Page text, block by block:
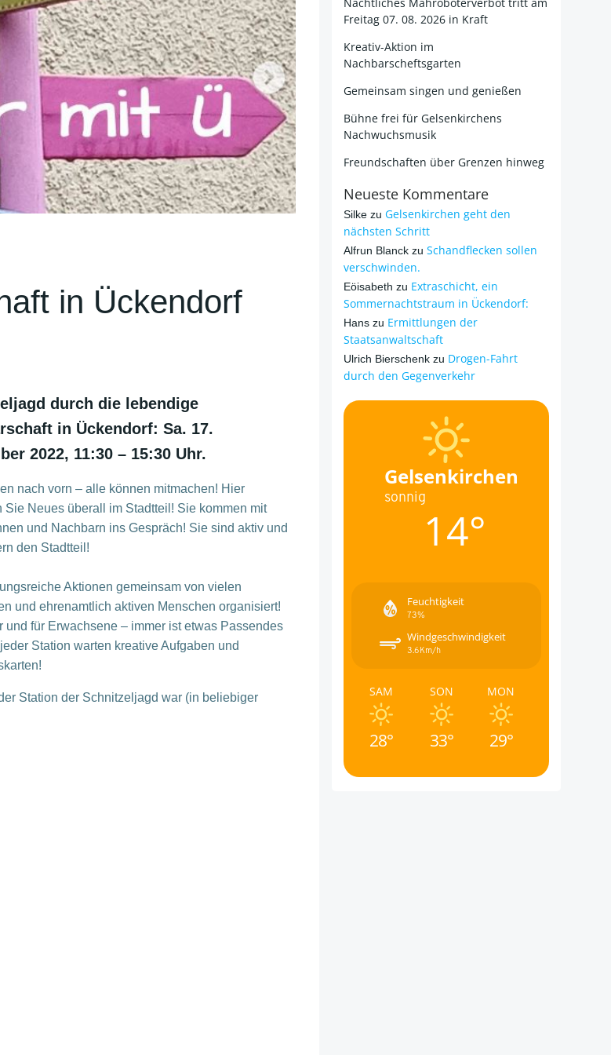
in Ückendorf
durch die lebendige
in Ückendorf: Sa. 17.
2022, 11:30 – 15:30 Uhr.
nach vorn – alle können mitmachen! Hier
Sie Neues überall im Stadtteil! Sie kommen mit
und Nachbarn ins Gespräch! Sie sind aktiv und
den Stadtteil!
Aktionen gemeinsam von vielen
und ehrenamtlich aktiven Menschen organisiert!
und für Erwachsene – immer ist etwas Passendes
Station warten kreative Aufgaben und
Station der Schnitzeljagd war (in beliebiger
Freitag 07. 08. 2026 in Kraft
Kreativ-Aktion im
Nachbarscheftsgarten
Gemeinsam singen und genießen
Bühne frei für Gelsenkirchens
Nachwuchsmusik
Freundschaften über Grenzen hinweg
Neueste Kommentare
Silke zu Gelsenkirchen geht den
nächsten Schritt
Alfrun Blanck zu Schandflecken sollen
verschwinden.
Eöisabeth zu Extraschicht, ein
Sommernachtstraum in Ückendorf:
Hans zu Ermittlungen der
Staatsanwaltschaft
Ulrich Bierschenk zu Drogen-Fahrt
durch den Gegenverkehr
Gelsenkirchen
sonnig
14°
Feuchtigkeit
73%
Windgeschwindigkeit
3.6Km/h
SAM
28°
SON
33°
MON
29°